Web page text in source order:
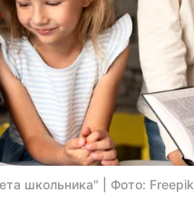
школьника" | Фото: Freepik